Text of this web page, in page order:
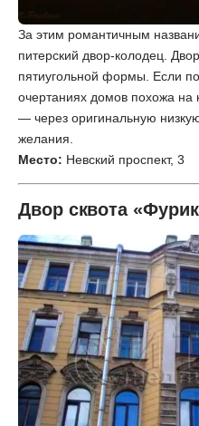
За этим романтичным
питерский двор-колодец.
пятиугольной формы. Если
очертаниях домов похожа на
— через оригинальную
желания.
Место: Невский проспект, 3
Двор сквота